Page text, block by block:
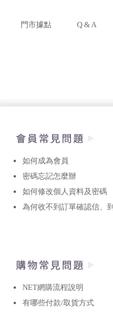
門市據點 Q & A
如何成為會員
密碼忘記怎麼辦
如何修改個人資料及密碼
為何收不到訂單確認信、
NET網購流程說明
有哪些付款/取貨方式